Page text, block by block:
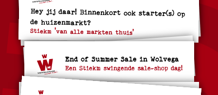
Hey jij daar! Binnenkort ook starter(s) op
de huizenmarkt?
Stiekm 'van alle markten thuis'
End of Summer Sale in Wolvega
Een Stiekm swingende sale-shop dag!